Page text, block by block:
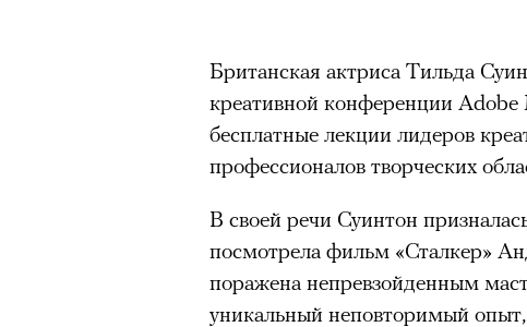
Британская актриса Тильда
креативной конференции
бесплатные лекции лидеров
профессионалов творческих
В своей речи Суинтон
посмотрела фильм «Сталкер»
поражена непревзойденным
уникальный неповторимый опыт,
Подписывайтесь на
Зеленые глаза» Фанни Лиатар и
«Охота» Уэйна Вапимуквы
Ретроспектива «Красное и
«Тед
Apple TV,
Третий сезон «Теда Лассо»
кризис-менеджера в английской
зрители этот финал приняли за
тут-то было — Apple TV